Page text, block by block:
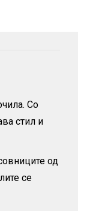
Со
стил и
од
се